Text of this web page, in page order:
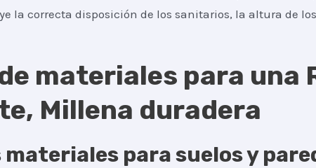
la correcta disposición de los sanitarios, la altura de
materiales para una
Millena duradera
materiales para suelos y